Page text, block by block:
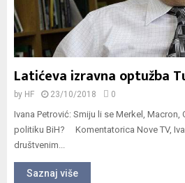
Latićeva izravna optužba
by HF 23/10/2018 0
Ivana Petrović: Smiju li se Merkel, Macron,
politiku BiH? Komentatorica Nove TV,
društvenim...
Saznaj više